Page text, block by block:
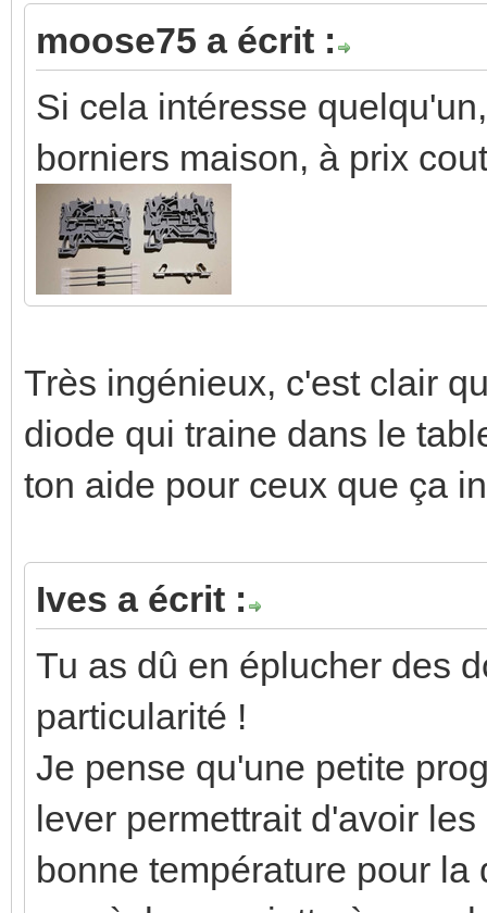
moose75 a écrit :
Si cela intéresse
borniers maison, à prix
Très ingénieux, c'est clair
diode qui traine dans le
ton aide pour ceux que ça
Ives a écrit :
Tu as dû en éplucher des
particularité !
Je pense qu'une petite
lever permettrait d'avoir
bonne température pour